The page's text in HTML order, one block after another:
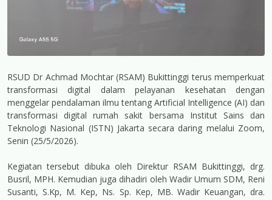
RSUD Dr Achmad Mochtar (RSAM) Bukittinggi terus memperkuat
transformasi digital dalam pelayanan kesehatan dengan
menggelar pendalaman ilmu tentang Artificial Intelligence (AI) dan
transformasi digital rumah sakit bersama Institut Sains dan
Teknologi Nasional (ISTN) Jakarta secara daring melalui Zoom,
Senin (25/5/2026).
Kegiatan tersebut dibuka oleh Direktur RSAM Bukittinggi, drg.
Busril, MPH. Kemudian juga dihadiri oleh Wadir Umum SDM, Reni
Susanti, S.Kp, M. Kep, Ns. Sp. Kep, MB. Wadir Keuangan, dra.